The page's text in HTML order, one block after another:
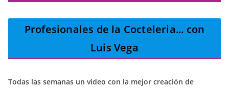
Profesionales de la Cocteleria... con
Luis Vega
Todas las semanas un video con la mejor creación de